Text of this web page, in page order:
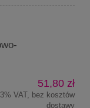
51,80 zł
VAT, bez kosztów
dostawy